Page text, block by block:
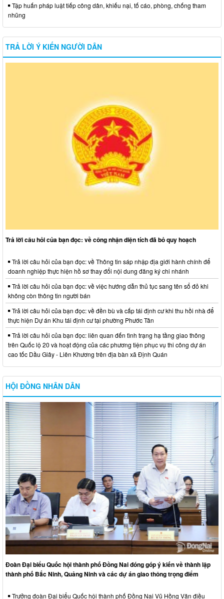
Tập huấn pháp luật tiếp công dân, khiếu nại, tố cáo, phòng, chống tham
nhũng
TRẢ LỜI Ý KIẾN NGƯỜI DÂN
Trả lời câu hỏi của bạn đọc: về công nhận diện tích đã bỏ quy hoạch
Trả lời câu hỏi của bạn đọc: về Thông tin sáp nhập địa giới hành chính để
doanh nghiệp thực hiện hồ sơ thay đổi nội dung đăng ký chi nhánh
Trả lời câu hỏi của bạn đọc: về việc hướng dẫn thủ tục sang tên sổ đỏ khi
không còn thông tin người bán
Trả lời câu hỏi của bạn đọc: về đền bù và cấp tái định cư khi thu hồi nhà để
thực hiện Dự án Khu tái định cư tại phường Phước Tân
Trả lời câu hỏi của bạn đọc: liên quan đến tình trạng hạ tầng giao thông
trên Quốc lộ 20 và hoạt động của các phương tiện phục vụ thi công dự án
cao tốc Dầu Giây - Liên Khương trên địa bàn xã Định Quán
HỘI ĐỒNG NHÂN DÂN
Đoàn Đại biểu Quốc hội thành phố Đồng Nai đóng góp ý kiến về thành lập
thành phố Bắc Ninh, Quảng Ninh và các dự án giao thông trọng điểm
Trưởng đoàn Đại biểu Quốc hội thành phố Đồng Nai Vũ Hồng Văn điều